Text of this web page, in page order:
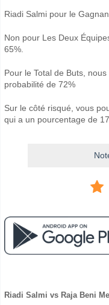
Riadi Salmi pour le
Non pour Les Deux
65%.
Pour le Total de Buts,
probabilité de 72%
Sur le côté risqué, vous
qui a un pourcentage de
Riadi Salmi vs Raja Beni